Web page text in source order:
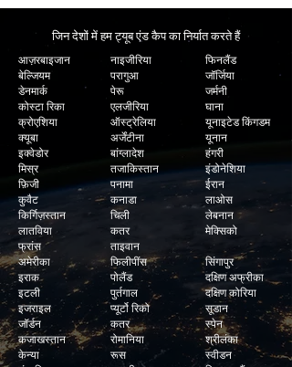
जिन देशों में हम ट्यूब एंड कैप का निर्यात करते हैं
आज़रबाइजान
बेल्जियम
डेनमार्क
कोस्टा रिका
क्रोएशिया
क्यूबा
इक्वेडोर
मिस्र
फ़िजी
कुवैट
किर्गिज़स्तान
लातविया
फ्रांस
अमेरीका
इराक
इटली
इजराइल
जॉर्डन
कजाखस्तान
केन्या
नाइजीरिया
परागुआ
पेरू
एलजीरिया
ऑस्ट्रेलिया
अर्जेंटीना
बांग्लादेश
तजाकिस्तान
पनामा
कनाडा
चिली
कतर
ताइवान
फिलीपींस
पोलैंड
पुर्तगाल
प्यूर्टो रिको
कतर
रोमानिया
रूस
फिनलैंड
जॉर्जिया
जर्मनी
घाना
यूनाइटेड किंगडम
यूनान
हंगरी
इंडोनेशिया
ईरान
लाओस
लेबनान
मेक्सिको
सिंगापुर
दक्षिण अफ्रीका
दक्षिण कोरिया
सूडान
स्पेन
श्रीलंका
स्वीडन